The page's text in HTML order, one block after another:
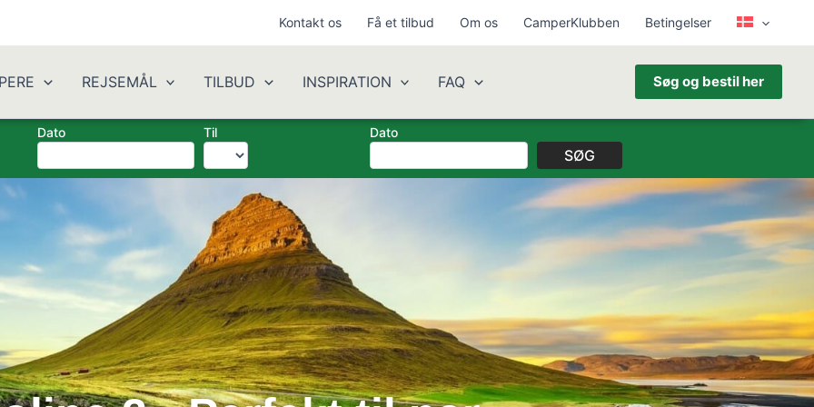
Kontakt os Få et tilbud Om os CamperKlubben Betingelser
REJSEMÅL TILBUD INSPIRATION FAQ Søg og bestil her
Dato Til Dato
SØG